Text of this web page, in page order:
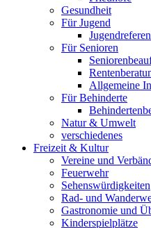
Gesundheit
Für Jugend
Für Senioren
Allgemeine
Für Behinderte
Natur & Umwelt
verschiedenes
Freizeit & Kultur
Vereine und
Feuerwehr
Sehenswürdigkeiten
Rad- und
Gastronomie und
Kinderspielplätze